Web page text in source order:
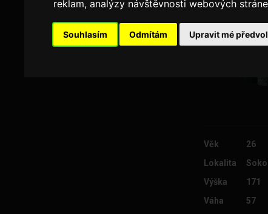
reklam, analýzy návštěvnosti webových
Souhlasím Odmítám Upravit mé
Věk
26
Lokalita
Výška
171
Váha
57